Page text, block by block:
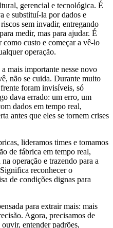
gerencial e tecnológica. É
e substituí-la por dados e
sem invadir, entregando
medir, mas para ajudar. É
como custo e começar a vê-lo
operação.
mais importante nesse novo
não se cuida. Durante muito
foram invisíveis, só
dava errado: um erro, um
dados em tempo real,
antes que eles se tornem crises
lideramos times e tomamos
de fábrica em tempo real,
operação e trazendo para a
reconhecer o
de condições dignas para
para extrair mais: mais
Agora, precisamos de
entender padrões,